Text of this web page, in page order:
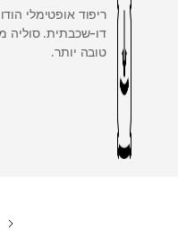
ריפוד אופטימלי
דו-שכבתית. סוליה
טובה יותר.